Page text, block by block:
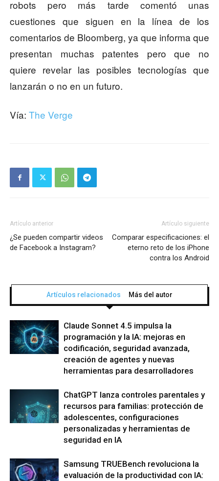
robots pero más tarde comentó unas
cuestiones que siguen en la línea de los
comentarios de Bloomberg, ya que informa que
presentan muchas patentes pero que no
quiere revelar las posibles tecnologías que
lanzarán o no en un futuro.
Vía: The Verge
Artículo anterior
¿Se pueden compartir videos
de Facebook a Instagram?
Artículo siguiente
Comparar especificaciones: el
eterno reto de los iPhone
contra los Android
Artículos relacionados Más del autor
Claude Sonnet 4.5 impulsa la
programación y la IA: mejoras en
codificación, seguridad avanzada,
creación de agentes y nuevas
herramientas para desarrolladores
ChatGPT lanza controles parentales y
recursos para familias: protección de
adolescentes, configuraciones
personalizadas y herramientas de
seguridad en IA
Samsung TRUEBench revoluciona la
evaluación de la productividad con IA: